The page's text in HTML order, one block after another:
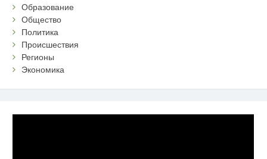
Образование
Общество
Политика
Происшествия
Регионы
Экономика